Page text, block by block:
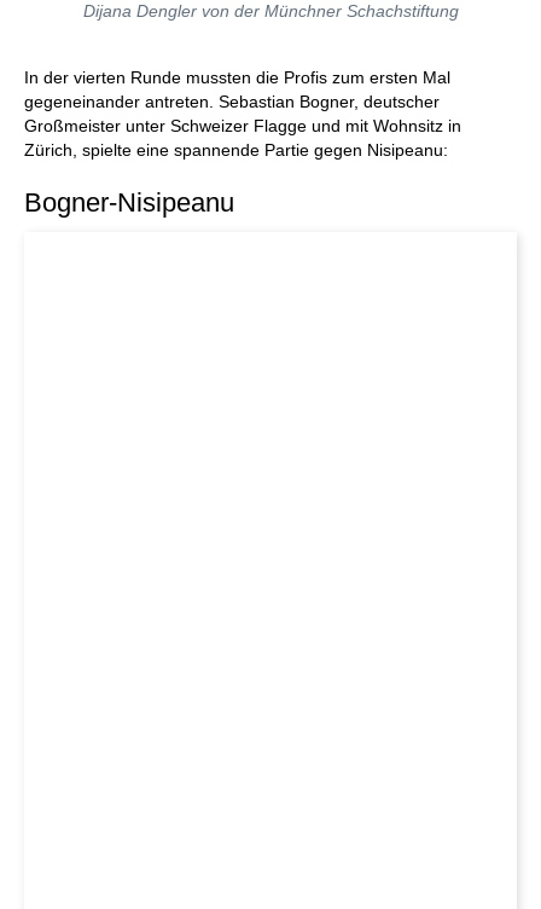
Dijana Dengler von der Münchner Schachstiftung
In der vierten Runde mussten die Profis zum ersten Mal
gegeneinander antreten. Sebastian Bogner, deutscher
Großmeister unter Schweizer Flagge und mit Wohnsitz in
Zürich, spielte eine spannende Partie gegen Nisipeanu:
Bogner-Nisipeanu